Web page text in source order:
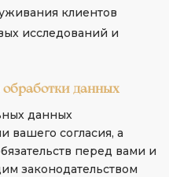
клиентов
исследований и
данных
данных
вашего согласия, а
перед вами и
законодательством